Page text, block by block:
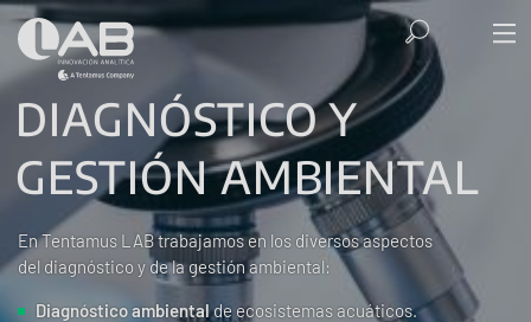
DIAGNÓSTICO Y
GESTIÓN AMBIENTAL
En Tentamus LAB trabajamos en los diversos aspectos
del diagnóstico y de la gestión ambiental:
Diagnóstico ambientalde ecosistemas acuáticos.